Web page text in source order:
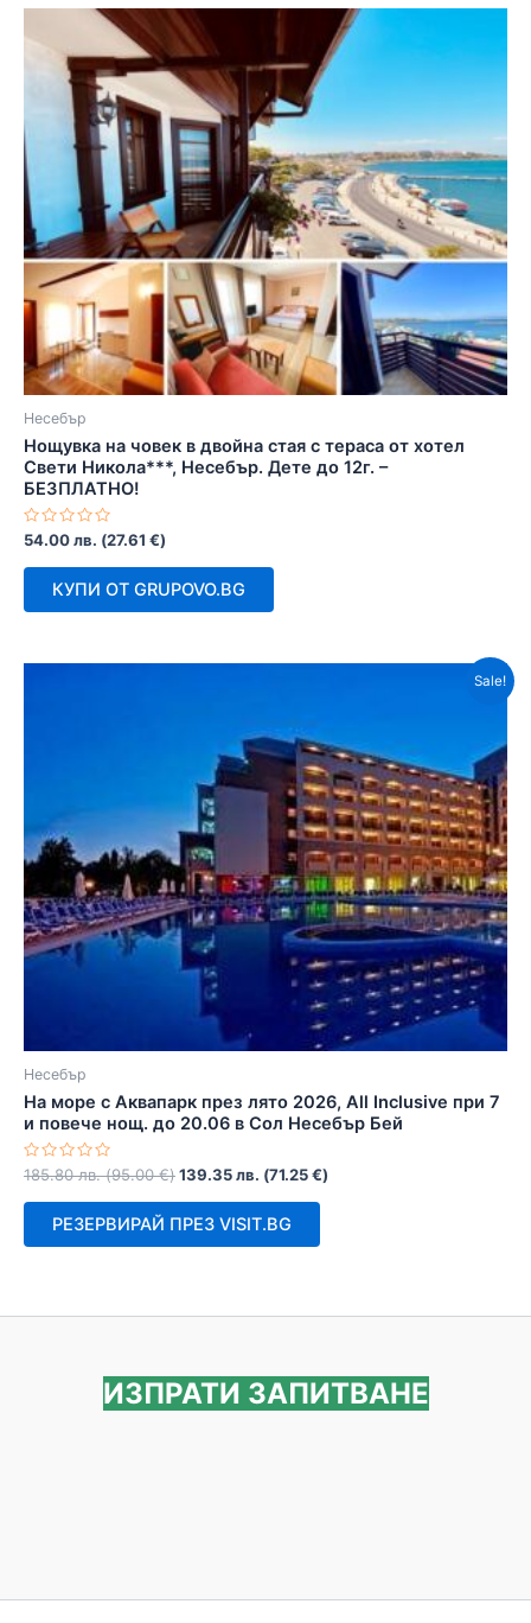
Несебър
Нощувка на човек в двойна стая с тераса от хотел
Свети Никола***, Несебър. Дете до 12г. –
БЕЗПЛАТНО!
Оценено
с
0
54.00лв. (27.61 €)
КУПИ ОТ GRUPOVO.BG
Sale!
Несебър
На море с Аквапарк през лято 2026, All Inclusive при 7
и повече нощ. до 20.06 в Сол Несебър Бей
Оценено
с
0
185.80лв. (95.00€)139.35лв. (71.25€)
РЕЗЕРВИРАЙ ПРЕЗ VISIT.BG
ИЗПРАТИ ЗАПИТВАНЕ